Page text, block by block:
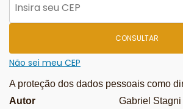
CONSULTAR
Não sei meu CEP
A proteção dos dados pessoais como
Autor
Gabriel